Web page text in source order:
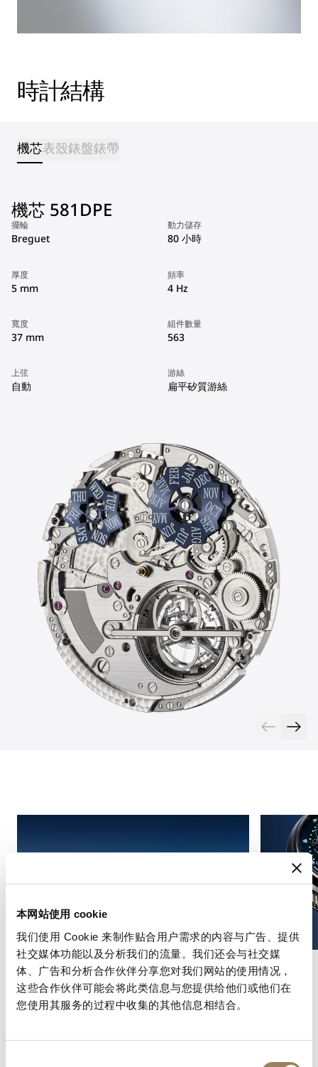
本网站使用 cookie
我们使用 Cookie 来制作贴合用户需求的内容与广告、提供
社交媒体功能以及分析我们的流量。我们还会与社交媒
体、广告和分析合作伙伴分享您对我们网站的使用情况，
这些合作伙伴可能会将此类信息与您提供给他们或他们在
您使用其服务的过程中收集的其他信息相结合。
時計結構
機芯表殼錶盤錶帶
機芯 581DPE
擺輪
Breguet
動力儲存
80 小時
厚度
5 mm
頻率
4 Hz
寬度
37 mm
組件數量
563
上弦
自動
游絲
扁平矽質游絲